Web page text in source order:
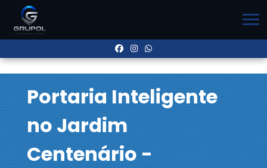
Portaria Inteligente
no Jardim
Centenário -